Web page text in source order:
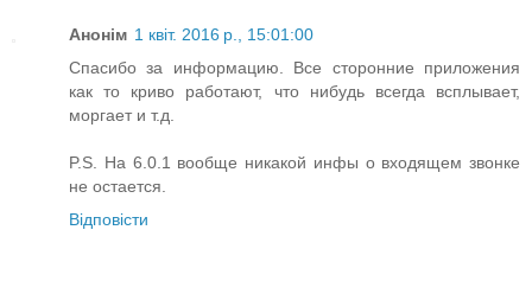
Анонім 1 квіт. 2016 р., 15:01:00
Спасибо за информацию. Все сторонние приложения
как то криво работают, что нибудь всегда всплывает,
моргает и т.д.
P.S. На 6.0.1 вообще никакой инфы о входящем звонке
не остается.
Відповісти